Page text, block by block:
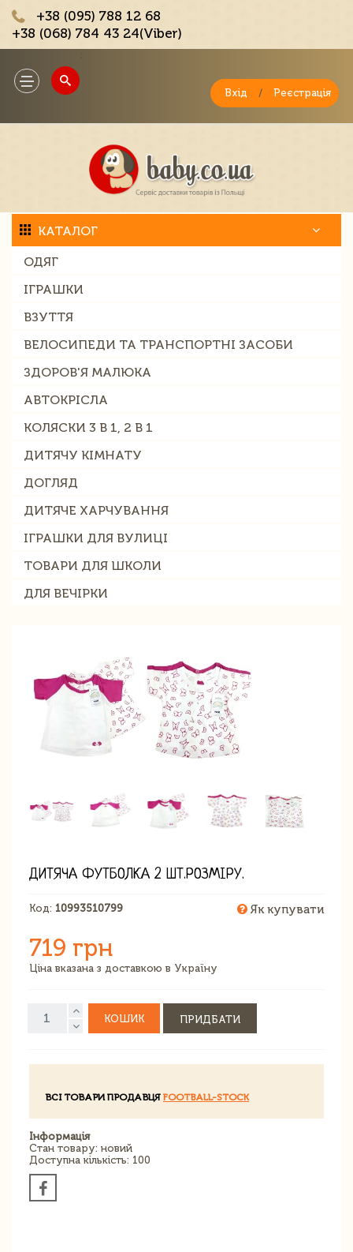
+38 (095) 788 12 68
+38 (068) 784 43 24(Viber)
Toggle
navigation
Вхід / Реєстрація
КАТАЛОГ
ОДЯГ
ІГРАШКИ
ВЗУТТЯ
ВЕЛОСИПЕДИ ТА ТРАНСПОРТНІ ЗАСОБИ
ЗДОРОВ'Я МАЛЮКА
АВТОКРІСЛА
КОЛЯСКИ 3 В 1, 2 В 1
ДИТЯЧУ КІМНАТУ
ДОГЛЯД
ДИТЯЧЕ ХАРЧУВАННЯ
ІГРАШКИ ДЛЯ ВУЛИЦІ
ТОВАРИ ДЛЯ ШКОЛИ
ДЛЯ ВЕЧІРКИ
ДИТЯЧА ФУТБОЛКА 2 ШТ.РОЗМІРУ.
Код: 10993510799 Як купувати
719 грн
Ціна вказана з доставкою в Україну
КОШИК ПРИДБАТИ
ВСІ ТОВАРИ ПРОДАВЦЯ FOOTBALL-STOCK
Інформація
Стан товару: новий
Доступна кількість: 100